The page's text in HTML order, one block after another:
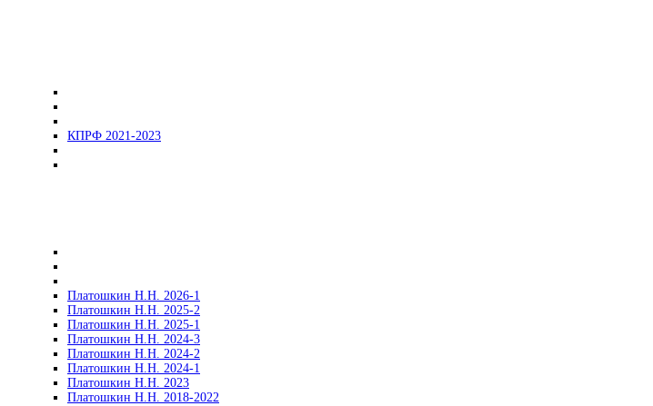
КПРФ 2021-2023
Платошкин Н.Н. 2026-1
Платошкин Н.Н. 2025-2
Платошкин Н.Н. 2025-1
Платошкин Н.Н. 2024-3
Платошкин Н.Н. 2024-2
Платошкин Н.Н. 2024-1
Платошкин Н.Н. 2023
Платошкин Н.Н. 2018-2022